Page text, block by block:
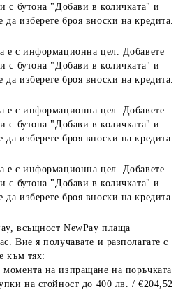
с бутона "Добави в количката" и
изберете броя вноски на кредита.
е с информационна цел. Добавете
с бутона "Добави в количката" и
изберете броя вноски на кредита.
е с информационна цел. Добавете
с бутона "Добави в количката" и
изберете броя вноски на кредита.
е с информационна цел. Добавете
с бутона "Добави в количката" и
изберете броя вноски на кредита.
всъщност NewPay плаща
Вие я получавате и разполагате с
към тях:
на изпращане на поръчката
на стойност до 400 лв. / €204,52